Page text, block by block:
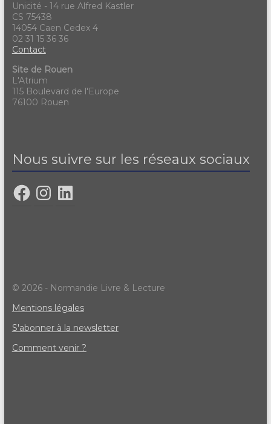
Unicité - 14 rue Alfred Kastler
CS 75438
14054 Caen Cedex 4
02 31 15 36 36
Contact
Site de Rouen
L'Atrium
115 Boulevard de l'Europe
76100 Rouen
Nous suivre sur les réseaux sociaux
© 2026 - Normandie Livre & Lecture
Mentions légales
S'abonner à la newsletter
Comment venir ?